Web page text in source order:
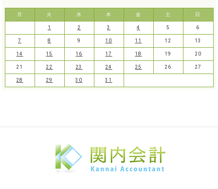
月 火 水 木 金 土 日
1 2 3 4 5 6
7 8 9 10 11 12 13
14 15 16 17 18 19 20
21 22 23 24 25 26 27
28 29 30 31